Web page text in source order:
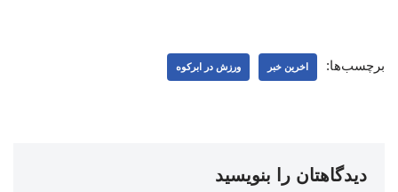
برچسب‌ها: اخرین خبر ورزش در ابرکوه
دیدگاهتان را بنویسید